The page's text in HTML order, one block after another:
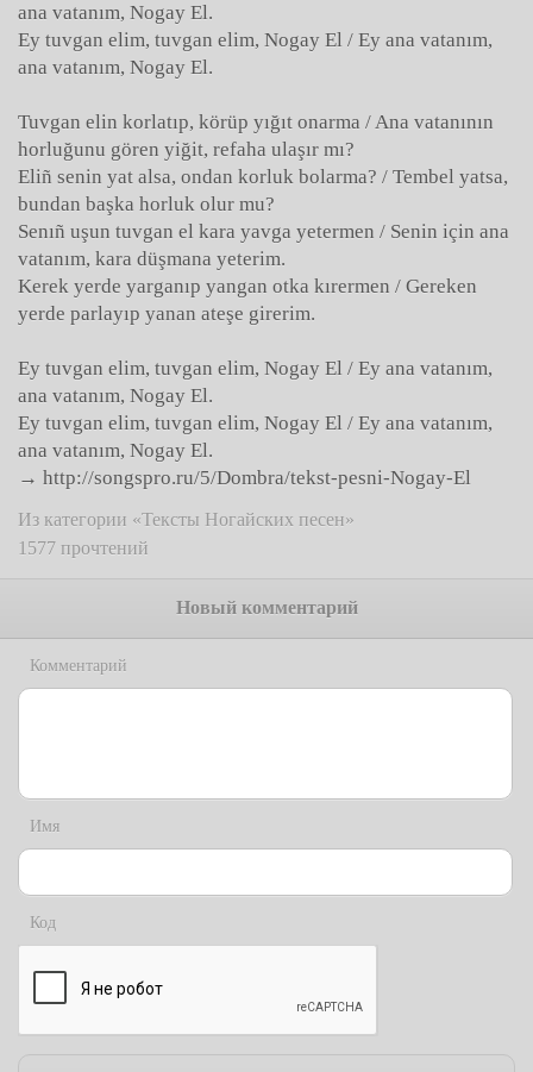
ana vatanım, Nogay El.
Ey tuvgan elim, tuvgan elim, Nogay El / Ey ana vatanım,
ana vatanım, Nogay El.
Tuvgan elin korlatıp, körüp yığıt onarma / Ana vatanının
horluğunu gören yiğit, refaha ulaşır mı?
Eliñ senin yat alsa, ondan korluk bolarma? / Tembel yatsa,
bundan başka horluk olur mu?
Senıñ uşun tuvgan el kara yavga yetermen / Senin için ana
vatanım, kara düşmana yeterim.
Kerek yerde yarganıp yangan otka kırermen / Gereken
yerde parlayıp yanan ateşe girerim.
Ey tuvgan elim, tuvgan elim, Nogay El / Ey ana vatanım,
ana vatanım, Nogay El.
Ey tuvgan elim, tuvgan elim, Nogay El / Ey ana vatanım,
ana vatanım, Nogay El.
→ http://songspro.ru/5/Dombra/tekst-pesni-Nogay-El
Из категории «Тексты Ногайских песен»
1577 прочтений
Новый комментарий
Комментарий
Имя
Код